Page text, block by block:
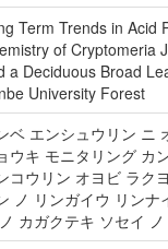
Term Trends in Acid
of Cryptomeria
a Deciduous Broad
University Forest
ベ エンシュウリン ニ
ウキ モニタリング カ
コウリン オヨビ ラク
ノ リンガイウ リンナ
カガクテキ ソセイ ノ